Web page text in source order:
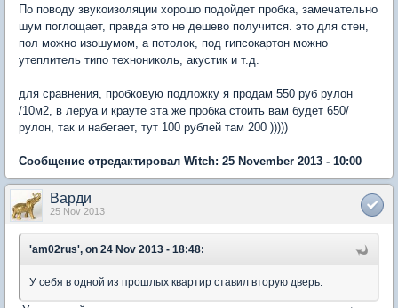
По поводу звукоизоляции хорошо подойдет пробка, замечательно
шум поглощает, правда это не дешево получится. это для стен,
пол можно изошумом, а потолок, под гипсокартон можно
утеплитель типо технониколь, акустик и т.д.
для сравнения, пробковую подложку я продам 550 руб рулон
/10м2, в леруа и крауте эта же пробка стоить вам будет 650/
рулон, так и набегает, тут 100 рублей там 200 )))))
Сообщение отредактировал Witch: 25 November 2013 - 10:00
Варди
25 Nov 2013
'am02rus', on 24 Nov 2013 - 18:48:
У себя в одной из прошлых квартир ставил вторую дверь.